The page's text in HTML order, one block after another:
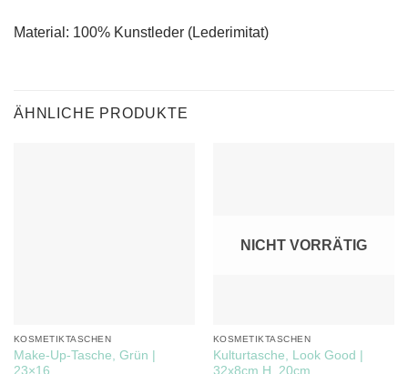
Material: 100% Kunstleder (Lederimitat)
ÄHNLICHE PRODUKTE
KOSMETIKTASCHEN
Make-Up-Tasche, Grün |
23×16
NICHT VORRÄTIG
KOSMETIKTASCHEN
Kulturtasche, Look Good |
32x8cm H. 20cm